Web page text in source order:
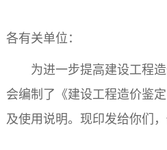
各有关单位：
为进一步提高建设工程
会编制了《建设工程造价鉴
及使用说明。现印发给你们，